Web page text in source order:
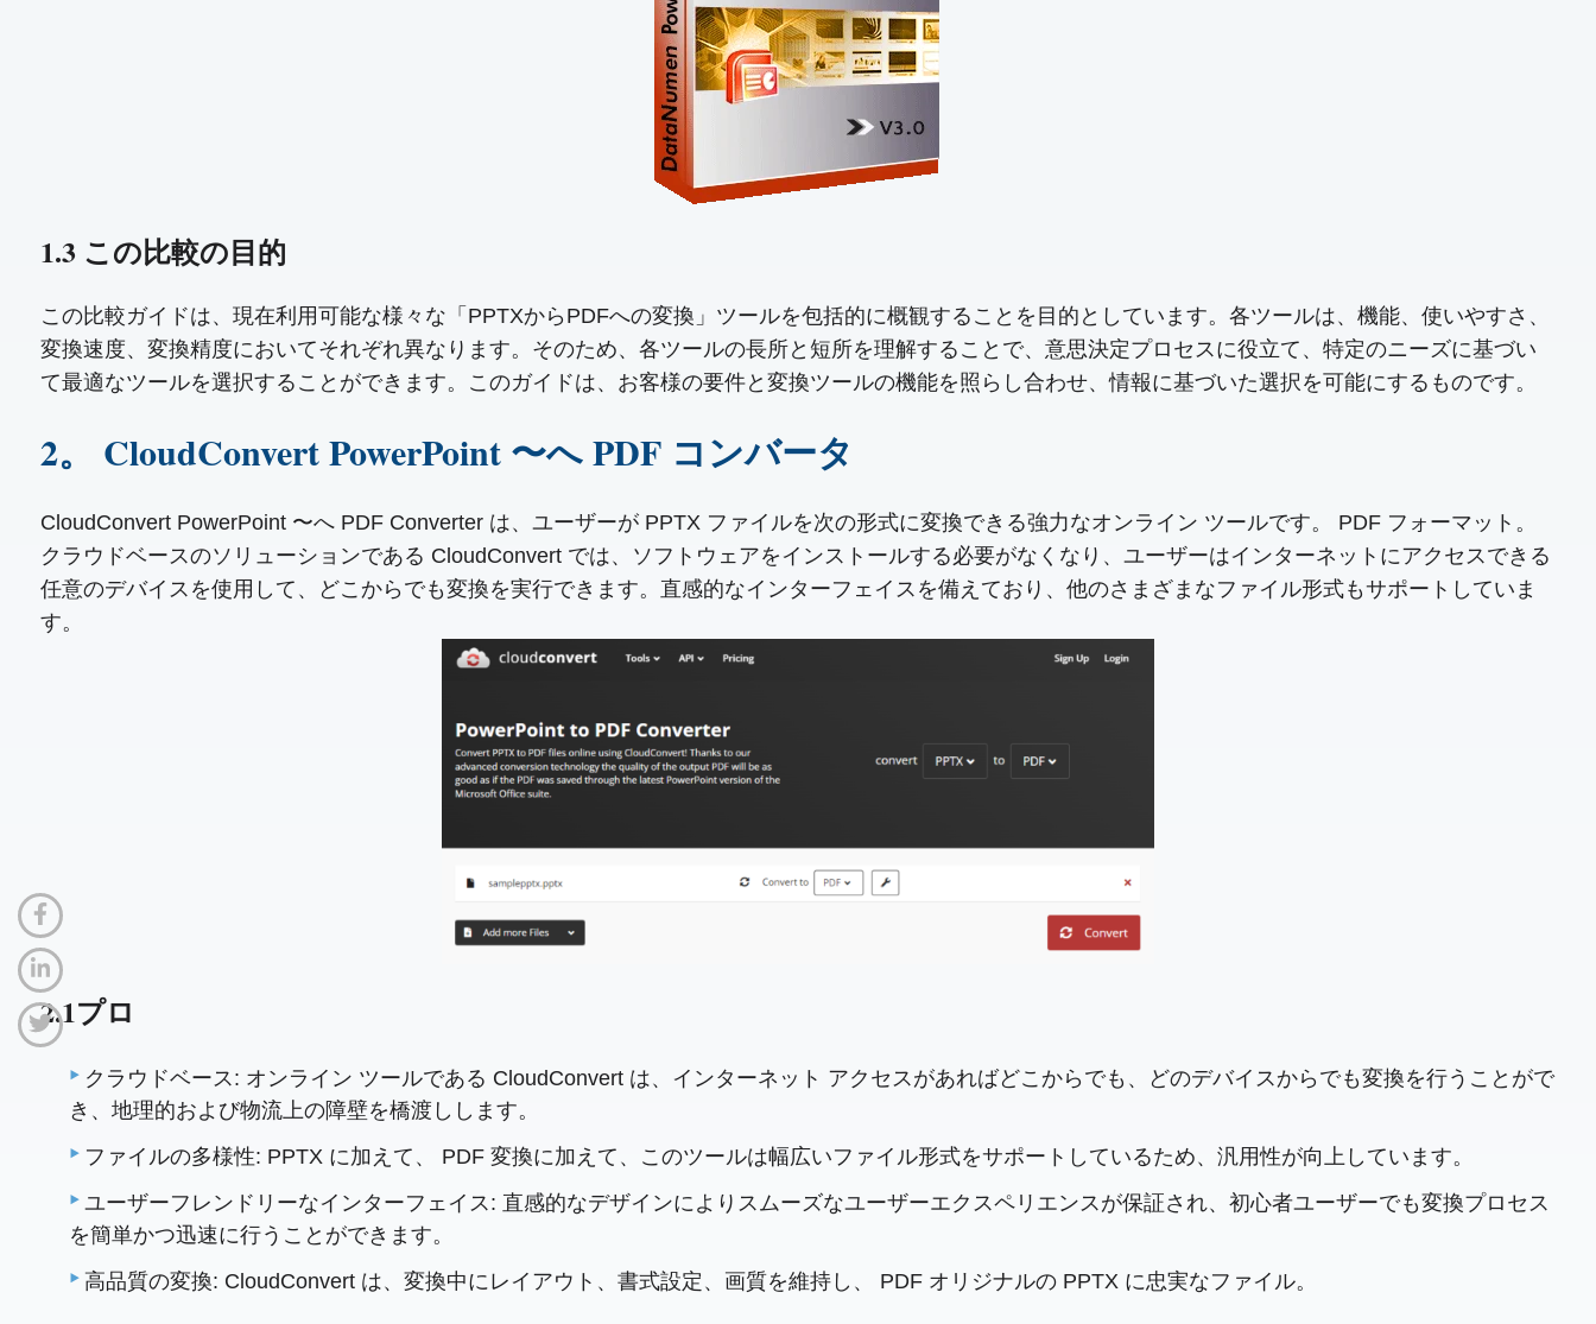
1.3 この比較の目的
この比較ガイドは、現在利用可能な様々な「PPTXからPDFへの変換」ツールを包括的に概観することを目的としています。各ツールは、機能、使いやすさ、
変換速度、変換精度においてそれぞれ異なります。そのため、各ツールの長所と短所を理解することで、意思決定プロセスに役立て、特定のニーズに基づい
て最適なツールを選択することができます。このガイドは、お客様の要件と変換ツールの機能を照らし合わせ、情報に基づいた選択を可能にするものです。
2。 CloudConvert PowerPoint 〜へ PDF コンバータ
CloudConvert PowerPoint 〜へ PDF Converter は、ユーザーが PPTX ファイルを次の形式に変換できる強力なオンライン ツールです。 PDF フォーマット。
クラウドベースのソリューションである CloudConvert では、ソフトウェアをインストールする必要がなくなり、ユーザーはインターネットにアクセスできる
任意のデバイスを使用して、どこからでも変換を実行できます。直感的なインターフェイスを備えており、他のさまざまなファイル形式もサポートしていま
す。
2.1プロ
クラウドベース: オンライン ツールである CloudConvert は、インターネット アクセスがあればどこからでも、どのデバイスからでも変換を行うことがで
き、地理的および物流上の障壁を橋渡しします。
ファイルの多様性: PPTX に加えて、 PDF 変換に加えて、このツールは幅広いファイル形式をサポートしているため、汎用性が向上しています。
ユーザーフレンドリーなインターフェイス: 直感的なデザインによりスムーズなユーザーエクスペリエンスが保証され、初心者ユーザーでも変換プロセス
を簡単かつ迅速に行うことができます。
高品質の変換: CloudConvert は、変換中にレイアウト、書式設定、画質を維持し、 PDF オリジナルの PPTX に忠実なファイル。